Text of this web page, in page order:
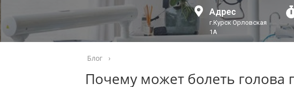
Адрес
г.Курск Орловская
1А
Блог ›
Почему может болеть голова